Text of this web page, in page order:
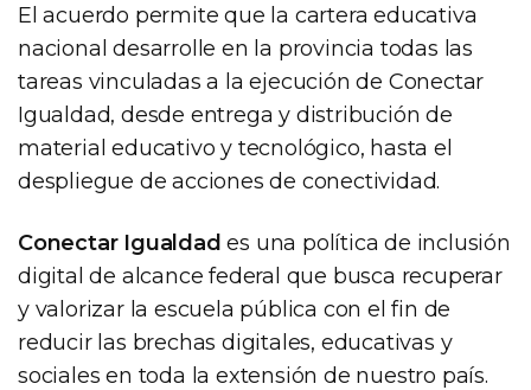
El acuerdo permite que la cartera educativa
nacional desarrolle en la provincia todas las
tareas vinculadas a la ejecución de Conectar
Igualdad, desde entrega y distribución de
material educativo y tecnológico, hasta el
despliegue de acciones de conectividad.
Conectar Igualdad es una política de inclusión
digital de alcance federal que busca recuperar
y valorizar la escuela pública con el fin de
reducir las brechas digitales, educativas y
sociales en toda la extensión de nuestro país.